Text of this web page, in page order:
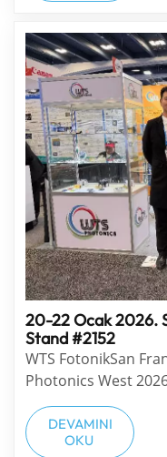
20-22 Ocak 2026.
Stand #2152
WTS FotonikSan
Photonics West
tamamladı!
iletişime geçen ve
herkese teşekkür
DEVAMINI
OKU